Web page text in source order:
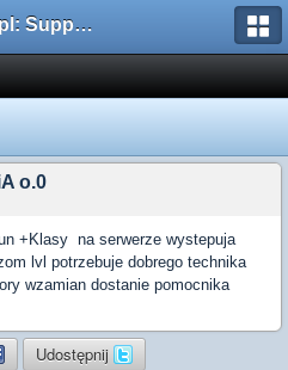
AMXX.pl: Support AMX Mod X i SourceMod
o.0
+Klasy na serwerze wystepuja
lvl potrzebuje dobrego technika
wzamian dostanie pomocnika
Udostępnij